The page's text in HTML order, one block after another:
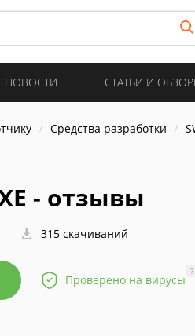
НОВОСТИ СТАТЬИ И
Средства разработки
- отзывы
315 скачиваний
Проверено на вирусы
?